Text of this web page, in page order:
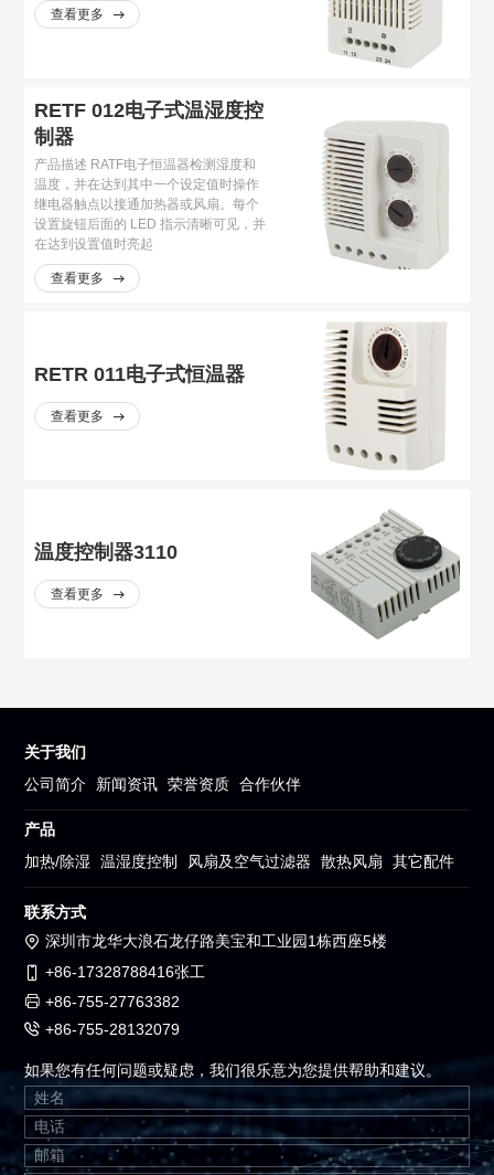
查看更多
RETF 012电子式温湿度控
制器
产品描述 RATF电子恒温器检测湿度和
温度，并在达到其中一个设定值时操作
继电器触点以接通加热器或风扇。每个
设置旋钮后面的 LED 指示清晰可见，并
在达到设置值时亮起
查看更多
RETR 011电子式恒温器
查看更多
温度控制器3110
查看更多
关于我们
公司简介
新闻资讯 荣誉资质 合作伙伴
产品
加热/除湿 温湿度控制 风扇及空气过滤器 散热风扇 其它配件
联系方式
深圳市龙华大浪石龙仔路美宝和工业园1栋西座5楼
+86-17328788416张工
+86-755-27763382
+86-755-28132079
如果您有任何问题或疑虑，我们很乐意为您提供帮助和建议。